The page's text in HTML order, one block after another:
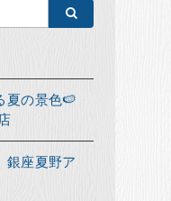
夏の景色🍉
銀座夏野ア